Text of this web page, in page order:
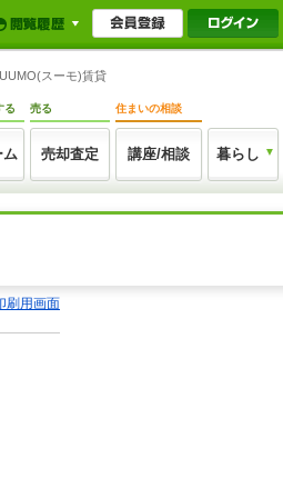
スーモ)賃貸
る
ム
売る
売却査定
住まいの相談
講座/相談 暮らし
刷用画面